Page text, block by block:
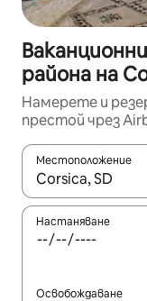
района на
Намерете и
престой чрез
Местоположение
Когато
Настаняване
Освобождаване